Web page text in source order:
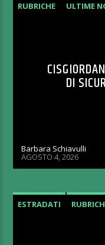
RUBRICHE ULTIME
DI
Barbara Schiavulli
AGOSTO 4, 2026
ESTRADATI